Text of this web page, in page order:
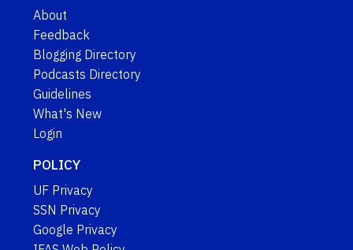
About
Feedback
Blogging Directory
Podcasts Directory
Guidelines
What's New
Login
POLICY
UF Privacy
SSN Privacy
Google Privacy